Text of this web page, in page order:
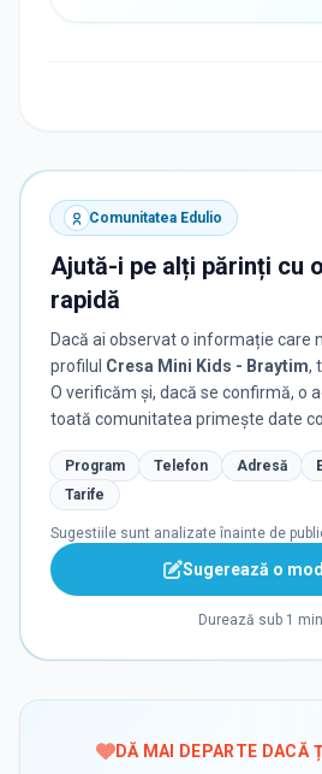
Comunitatea Edulio
Ajută-i pe alți părinți cu
rapidă
Dacă ai observat o informație care
profilul Cresa Mini Kids - Braytim,
O verificăm și, dacă se confirmă, o
toată comunitatea primește date
Program Telefon Adresă
Tarife
Sugestiile sunt analizate înainte de
Sugerează o
Durează sub 1
DĂ MAI DEPARTE DACĂ